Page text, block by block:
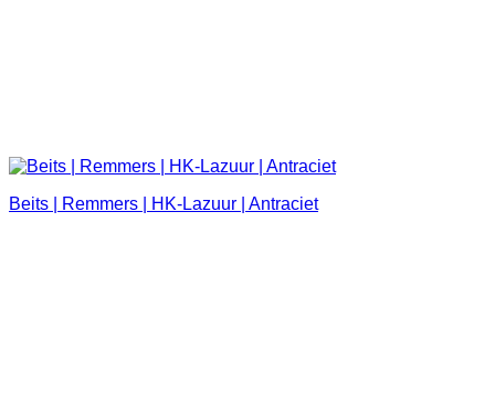
Beits | Remmers | HK-Lazuur | Antraciet